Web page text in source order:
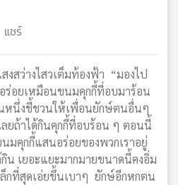
แชร์
งสว่างไสวเต็มท้องฟ้า “มองไป
ร่อยเหมือนขนมคุกกี้ที่อบมาร้อน
หนึ่งชี้ชวนให้เพื่อนยักษ์ตนอื่นๆ
ยถ้าได้กินคุกกี้ที่อบร้อน ๆ ตอนนี้
มคุกกี้แสนอร่อยของพวกเราอยู่
น เยอะแยะมากมายขนาดนี้คงอิ่ม
กที่สุดเอ่ยขึ้นเบาๆ ยักษ์อีกหกตน